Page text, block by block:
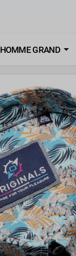
HOMME GRAND